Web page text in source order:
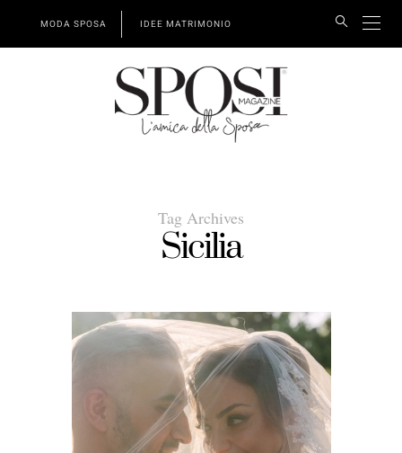
MODA SPOSA IDEE MATRIMONIO
Tag Archives
Sicilia
ON